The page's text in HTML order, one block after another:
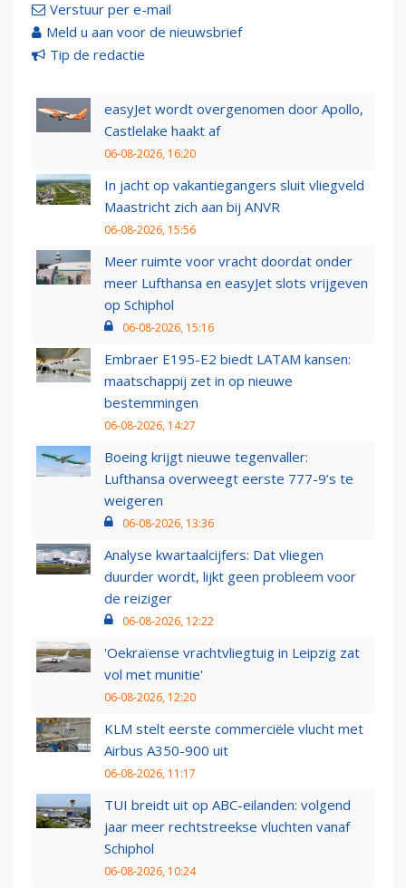
Verstuur per e-mail
Meld u aan voor de nieuwsbrief
Tip de redactie
easyJet wordt overgenomen door Apollo,
Castlelake haakt af
06-08-2026, 16:20
In jacht op vakantiegangers sluit vliegveld
Maastricht zich aan bij ANVR
06-08-2026, 15:56
Meer ruimte voor vracht doordat onder
meer Lufthansa en easyJet slots vrijgeven
op Schiphol
06-08-2026, 15:16
Embraer E195-E2 biedt LATAM kansen:
maatschappij zet in op nieuwe
bestemmingen
06-08-2026, 14:27
Boeing krijgt nieuwe tegenvaller:
Lufthansa overweegt eerste 777-9’s te
weigeren
06-08-2026, 13:36
Analyse kwartaalcijfers: Dat vliegen
duurder wordt, lijkt geen probleem voor
de reiziger
06-08-2026, 12:22
'Oekraïense vrachtvliegtuig in Leipzig zat
vol met munitie'
06-08-2026, 12:20
KLM stelt eerste commerciële vlucht met
Airbus A350-900 uit
06-08-2026, 11:17
TUI breidt uit op ABC-eilanden: volgend
jaar meer rechtstreekse vluchten vanaf
Schiphol
06-08-2026, 10:24